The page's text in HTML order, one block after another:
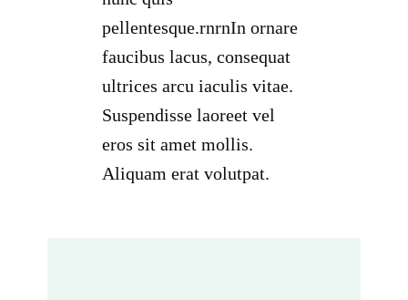
pellentesque.rnrnIn ornare
faucibus lacus, consequat
ultrices arcu iaculis vitae.
Suspendisse laoreet vel
eros sit amet mollis.
Aliquam erat volutpat.